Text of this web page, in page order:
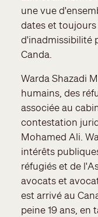
une vue
dates et
d'inadmissibilité
Canda.
Warda Shazadi
humains, des
associée au
contestation
Mohamed Ali.
intérêts
réfugiés et de
avocats et
est arrivé au
peine 19 ans, en